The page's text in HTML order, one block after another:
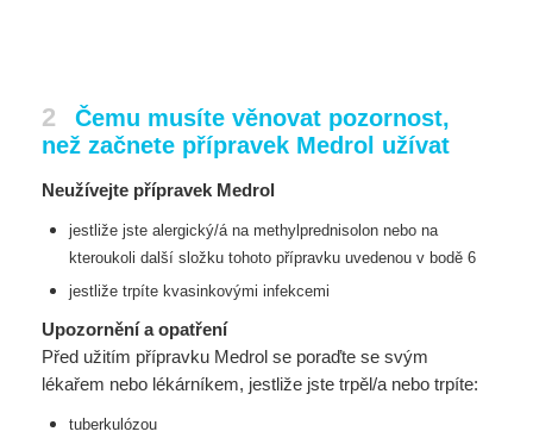
2
Čemu musíte věnovat pozornost,
než začnete přípravek Medrol užívat
Neužívejte přípravek Medrol
jestliže jste alergický/á na methylprednisolon nebo na
kteroukoli další složku tohoto přípravku uvedenou v bodě 6
jestliže trpíte kvasinkovými infekcemi
Upozornění a opatření
Před užitím přípravku Medrol se poraďte se svým
lékařem nebo lékárníkem, jestliže jste trpěl/a nebo trpíte:
tuberkulózou